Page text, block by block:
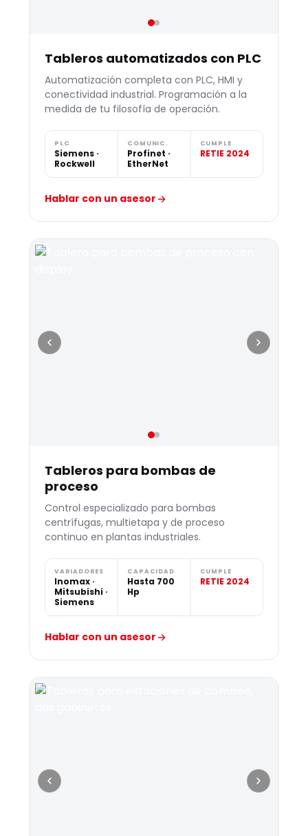
Tableros automatizados con PLC
Automatización completa con PLC, HMI y
conectividad industrial. Programación a la
medida de tu filosofía de operación.
PLC
Siemens ·
Rockwell
COMUNIC.
Profinet ·
EtherNet
CUMPLE
RETIE 2024
Hablar con un asesor
Tableros para bombas de
proceso
Control especializado para bombas
centrífugas, multietapa y de proceso
continuo en plantas industriales.
VARIADORES
Inomax ·
Mitsubishi ·
Siemens
CAPACIDAD
Hasta 700
Hp
CUMPLE
RETIE 2024
Hablar con un asesor